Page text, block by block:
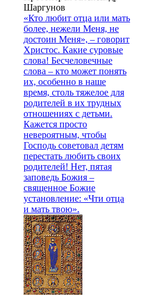
Шаргунов
«Кто любит отца или мать
более, нежели Меня, не
достоин Меня», – говорит
Христос. Какие суровые
слова! Бесчеловечные
слова – кто может понять
их, особенно в наше
время, столь тяжелое для
родителей в их трудных
отношениях с детьми.
Кажется просто
невероятным, чтобы
Господь советовал детям
перестать любить своих
родителей! Нет, пятая
заповедь Божия –
священное Божие
установление: «Чти отца
и мать твою».